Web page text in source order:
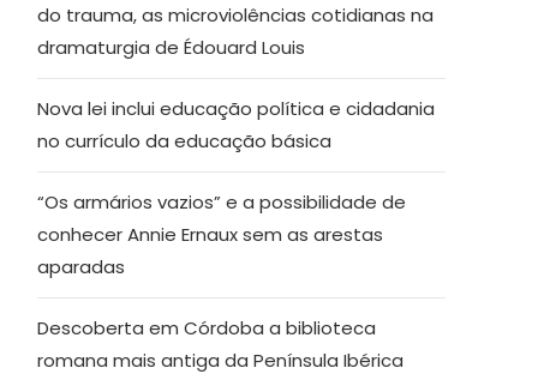
do trauma, as microviolências cotidianas na
dramaturgia de Édouard Louis
Nova lei inclui educação política e cidadania
no currículo da educação básica
“Os armários vazios” e a possibilidade de
conhecer Annie Ernaux sem as arestas
aparadas
Descoberta em Córdoba a biblioteca
romana mais antiga da Península Ibérica